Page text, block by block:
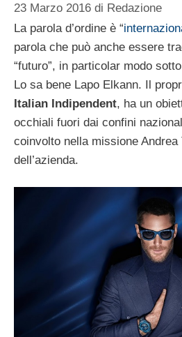
23 Marzo 2016 di Redazione
La parola d’ordine è “
parola che può anche essere
“futuro”, in particolar modo
Lo sa bene Lapo Elkann. Il
Italian Indipendent, ha un
occhiali fuori dai confini
coinvolto nella missione Andrea
dell’azienda.